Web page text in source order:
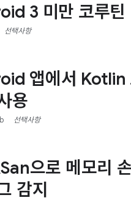
3 미만 코루틴
선택사항
앱에서 Kotlin
용
선택사항
으로 메모리
감지